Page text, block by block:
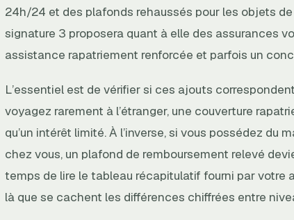
24h/24 et des plafonds rehaussés pour les objets
signature 3 proposera quant à elle des assurances
assistance rapatriement renforcée et parfois un
L’essentiel est de vérifier si ces ajouts
voyagez rarement à l’étranger, une couverture
qu’un intérêt limité. À l’inverse, si vous possédez du
chez vous, un plafond de remboursement relevé
temps de lire le tableau récapitulatif fourni par votre
là que se cachent les différences chiffrées entre